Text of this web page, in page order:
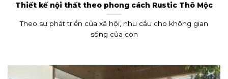
Thiết kế nội thất theo phong cách Rustic Thô Mộc
Theo sự phát triển của xã hội, nhu cầu cho không gian
sống của con